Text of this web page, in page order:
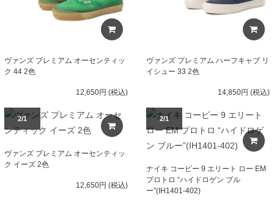
ヴァンズ プレミアム オーセンティッ
ク 44 2色
12,650円 (税込)
ヴァンズ プレミアム ハーフキャブ リ
イシュー 33 2色
14,850円 (税込)
2/1
ヴァンズ プレミアム オーセンティッ
ク イーズ 2色
12,650円 (税込)
2/1
ナイキ コービー 9 エリート ロー EM
プロトロ “ハイドロゲン ブル
ー”(IH1401-402)